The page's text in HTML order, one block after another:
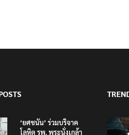
‘ยศชนัน’ ร่วมบริจาค
โลหิต รพ. พระนั่งเกล้า